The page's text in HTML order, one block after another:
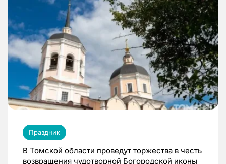
Праздник
В Томской области проведут торжества в честь
возвращения чудотворной Богородской иконы